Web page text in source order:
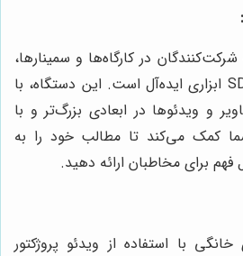
شرکت‌کنندگان در کارگاه‌ها و سمینارها،
ویدئو پروژکتور SD150 ابزاری ایده‌آل است. این دستگاه، با
و ویدئوها در ابعادی بزرگ‌تر و با
کمک می‌کند تا مطالب خود را به
برای مخاطبان ارائه دهید.
با استفاده از ویدئو پروژکتور